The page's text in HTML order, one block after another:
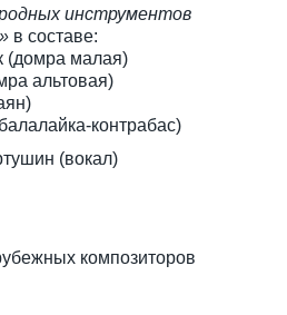
инструментов
в составе:
(домра малая)
альтовая)
контрабас)
(вокал)
композиторов